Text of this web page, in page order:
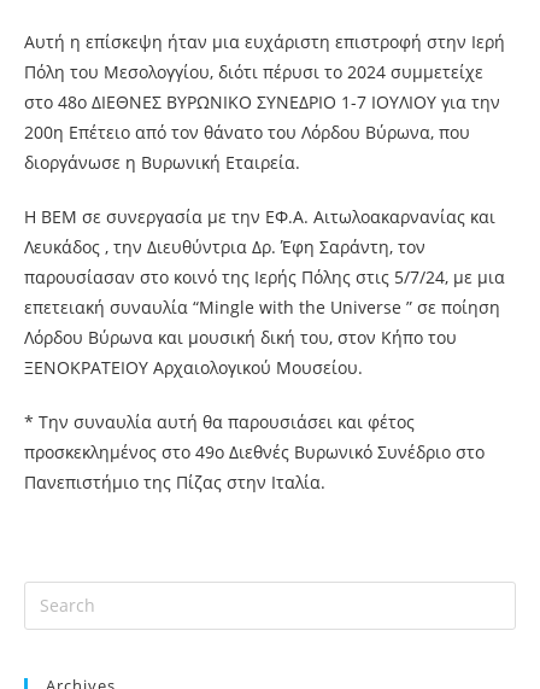
Αυτή η επίσκεψη ήταν μια ευχάριστη επιστροφή στην Ιερή
Πόλη του Μεσολογγίου, διότι πέρυσι το 2024 συμμετείχε
στο 48ο ΔΙΕΘΝΕΣ ΒΥΡΩΝΙΚΟ ΣΥΝΕΔΡΙΟ 1-7 ΙΟΥΛΙΟΥ για την
200η Επέτειο από τον θάνατο του Λόρδου Βύρωνα, που
διοργάνωσε η Βυρωνική Εταιρεία.
Η ΒΕΜ σε συνεργασία με την ΕΦ.Α. Αιτωλοακαρνανίας και
Λευκάδος , την Διευθύντρια Δρ. Έφη Σαράντη, τον
παρουσίασαν στο κοινό της Ιερής Πόλης στις 5/7/24, με μια
επετειακή συναυλία “Mingle with the Universe ” σε ποίηση
Λόρδου Βύρωνα και μουσική δική του, στον Κήπο του
ΞΕΝΟΚΡΑΤΕΙΟΥ Αρχαιολογικού Μουσείου.
* Την συναυλία αυτή θα παρουσιάσει και φέτος
προσκεκλημένος στο 49ο Διεθνές Βυρωνικό Συνέδριο στο
Πανεπιστήμιο της Πίζας στην Ιταλία.